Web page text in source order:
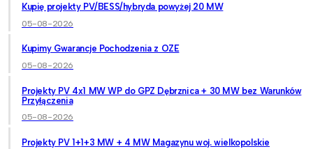
Kupię projekty PV/BESS/hybryda powyżej 20 MW
05-08-2026
Kupimy Gwarancje Pochodzenia z OZE
05-08-2026
Projekty PV 4x1 MW WP do GPZ Dębrznica + 30 MW bez Warunków
Przyłączenia
05-08-2026
Projekty PV 1+1+3 MW + 4 MW Magazynu woj. wielkopolskie